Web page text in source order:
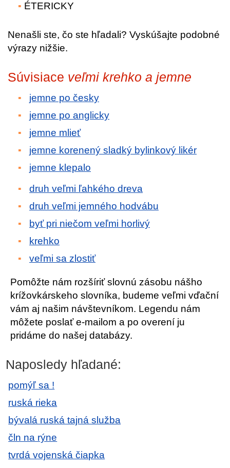
ÉTERICKY
Nenašli ste, čo ste hľadali? Vyskúšajte podobné
výrazy nižšie.
Súvisiace veľmi krehko a jemne
jemne po česky
jemne po anglicky
jemne mlieť
jemne korenený sladký bylinkový likér
jemne klepalo
druh veľmi ľahkého dreva
druh veľmi jemného hodvábu
byť pri niečom veľmi horlivý
krehko
veľmi sa zlostiť
Pomôžte nám rozšíriť slovnú zásobu nášho
krížovkárskeho slovníka, budeme veľmi vďační
vám aj našim návštevníkom. Legendu nám
môžete poslať e-mailom a po overení ju
pridáme do našej databázy.
Naposledy hľadané:
pomýľ sa !
ruská rieka
bývalá ruská tajná služba
čln na rýne
tvrdá vojenská čiapka